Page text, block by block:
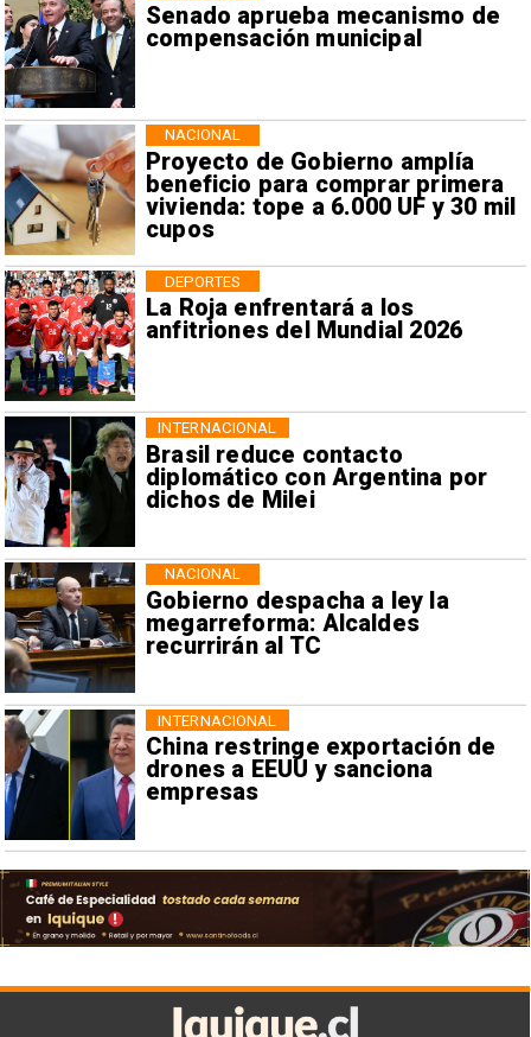
Senado aprueba mecanismo de
compensación municipal
Proyecto de Gobierno amplía
beneficio para comprar primera
vivienda: tope a 6.000 UF y 30 mil
cupos
NACIONAL
La Roja enfrentará a los
anfitriones del Mundial 2026
DEPORTES
Brasil reduce contacto
diplomático con Argentina por
dichos de Milei
INTERNACIONAL
Gobierno despacha a ley la
megarreforma: Alcaldes
recurrirán al TC
NACIONAL
China restringe exportación de
drones a EEUU y sanciona
empresas
INTERNACIONAL